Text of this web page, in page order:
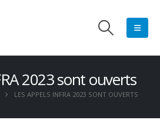
2023 sont ouverts
LES APPELS INFRA 2023 SONT OUVERTS